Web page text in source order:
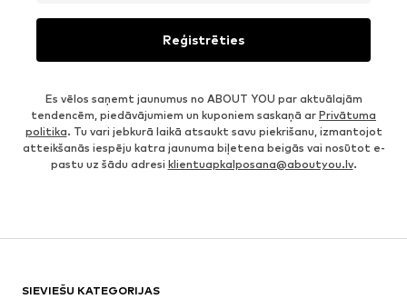
Reģistrēties
Es vēlos saņemt jaunumus no ABOUT YOU par aktuālajām
tendencēm, piedāvājumiem un kuponiem saskaņā ar Privātuma
politika. Tu vari jebkurā laikā atsaukt savu piekrišanu, izmantojot
atteikšanās iespēju katra jaunuma biļetena beigās vai nosūtot e-
pastu uz šādu adresi klientuapkalposana@aboutyou.lv.
SIEVIEŠU KATEGORIJAS